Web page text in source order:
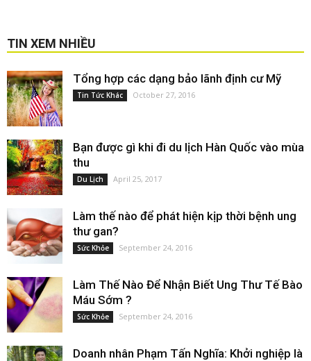
TIN XEM NHIỀU
Tổng hợp các dạng bảo lãnh định cư Mỹ
Tin Tức Khác October 27, 2016
Bạn được gì khi đi du lịch Hàn Quốc vào mùa
thu
Du Lịch April 25, 2017
Làm thế nào để phát hiện kịp thời bệnh ung
thư gan?
Sức Khỏe September 24, 2016
Làm Thế Nào Để Nhận Biết Ung Thư Tế Bào
Máu Sớm ?
Sức Khỏe September 24, 2016
Doanh nhân Phạm Tấn Nghĩa: Khởi nghiệp là